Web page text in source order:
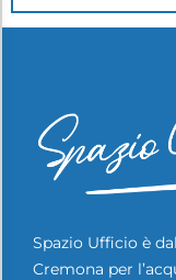
Spazio Ufficio è
Cremona per